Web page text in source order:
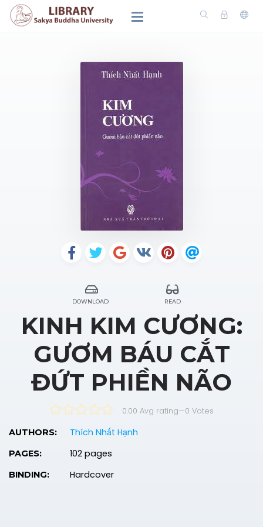
DOWNLOAD READ
KINH KIM CƯƠNG:
GƯƠM BÁU CẮT
ĐỨT PHIỀN NÃO
0.00 Avg rating—0 Votes
AUTHORS: Thích Nhất Hạnh
PAGES: 102 pages
BINDING: Hardcover